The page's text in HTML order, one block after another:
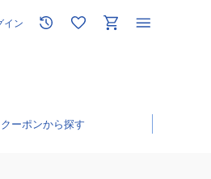
イン
クーポン